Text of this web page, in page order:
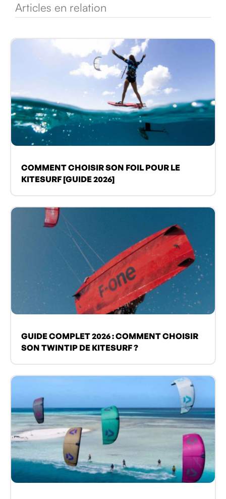
Articles en relation
COMMENT CHOISIR SON FOIL POUR LE
KITESURF [GUIDE 2026]
GUIDE COMPLET 2026 : COMMENT CHOISIR
SON TWINTIP DE KITESURF ?